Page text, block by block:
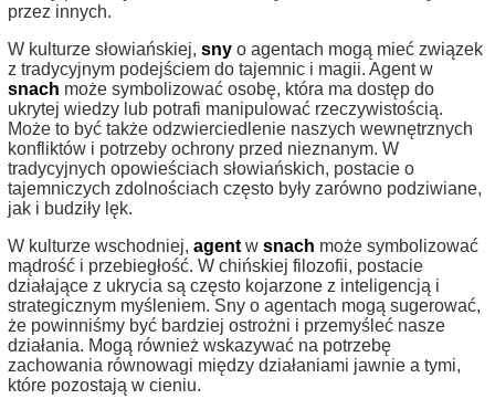
przez innych.
W kulturze słowiańskiej, sny o agentach mogą mieć związek
z tradycyjnym podejściem do tajemnic i magii. Agent w
snach może symbolizować osobę, która ma dostęp do
ukrytej wiedzy lub potrafi manipulować rzeczywistością.
Może to być także odzwierciedlenie naszych wewnętrznych
konfliktów i potrzeby ochrony przed nieznanym. W
tradycyjnych opowieściach słowiańskich, postacie o
tajemniczych zdolnościach często były zarówno podziwiane,
jak i budziły lęk.
W kulturze wschodniej, agent w snach może symbolizować
mądrość i przebiegłość. W chińskiej filozofii, postacie
działające z ukrycia są często kojarzone z inteligencją i
strategicznym myśleniem. Sny o agentach mogą sugerować,
że powinniśmy być bardziej ostrożni i przemyśleć nasze
działania. Mogą również wskazywać na potrzebę
zachowania równowagi między działaniami jawnie a tymi,
które pozostają w cieniu.